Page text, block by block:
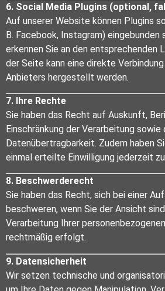
6. Social Media Plugins (optional,
Auf unserer Website können Plugins
B. Facebook, Instagram) eingebunden
erkennen Sie an den entsprechenden
der Seite kann eine direkte
Anbieters hergestellt werden.
7. Ihre Rechte
Sie haben das Recht auf Auskunft,
Einschränkung der Verarbeitung
Datenübertragbarkeit. Zudem haben
einmal erteilte Einwilligung jederzeit
8. Beschwerderecht
Sie haben das Recht, sich bei einer
beschweren, wenn Sie der Ansicht
Verarbeitung Ihrer
rechtmäßig erfolgt.
9. Datensicherheit
Wir setzen technische und